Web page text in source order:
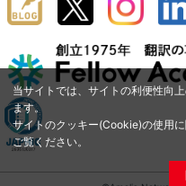
当サイトでは、サイトの利便性向
ます。
サイトのクッキー(Cookie)の使用
ご覧ください。